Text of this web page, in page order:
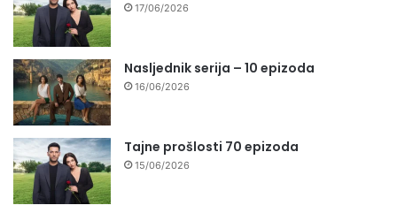
17/06/2026
Nasljednik serija – 10 epizoda
16/06/2026
Tajne prošlosti 70 epizoda
15/06/2026